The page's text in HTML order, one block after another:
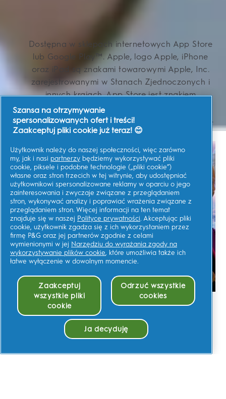
Dostępna w sklepach internetowych App Store
lub Google Play™. Apple, logo Apple, iPhone
oraz iPad są znakami towarowymi Apple, Inc.
zarejestrowanymi w Stanach Zjednoczonych i
innych krajach. App Store jest znakiem
usługowym Apple Inc. Disney, Disney/Pixar. i
2016 Lucasfilm Ltd. Wszelkie prawa zastrzeżone.
Myj zęby z ulubionymi
bohaterami
Wybieraj spośród 23 ulubionych postaci
Szansa na otrzymywanie
spersonalizowanych ofert i treści!
Zaakceptuj pliki cookie już teraz! 😊
Użytkownik należy do naszej społeczności, więc zarówno
my, jak i nasi partnerzy będziemy wykorzystywać pliki
cookie, piksele i podobne technologie („pliki cookie”)
własne oraz stron trzecich w tej witrynie, aby udostępniać
użytkownikowi spersonalizowane reklamy w oparciu o jego
zainteresowania i zwyczaje związane z przeglądaniem
stron, wykonywać analizy i poprawiać wrażenia związane z
przeglądaniem stron. Więcej informacji na ten temat
znajduje się w naszej Polityce prywatności. Akceptując pliki
cookie, użytkownik zgadza się z ich wykorzystaniem przez
firmę P&G oraz jej partnerów zgodnie z celami
wymienionymi w jej Narzędziu do wyrażania zgody na
wykorzystywanie plików cookie, które umożliwia także ich
łatwe wyłączenie w dowolnym momencie.
Zaakceptuj
wszystkie pliki
cookie
Odrzuć wszystkie
cookies
Ja decyduję